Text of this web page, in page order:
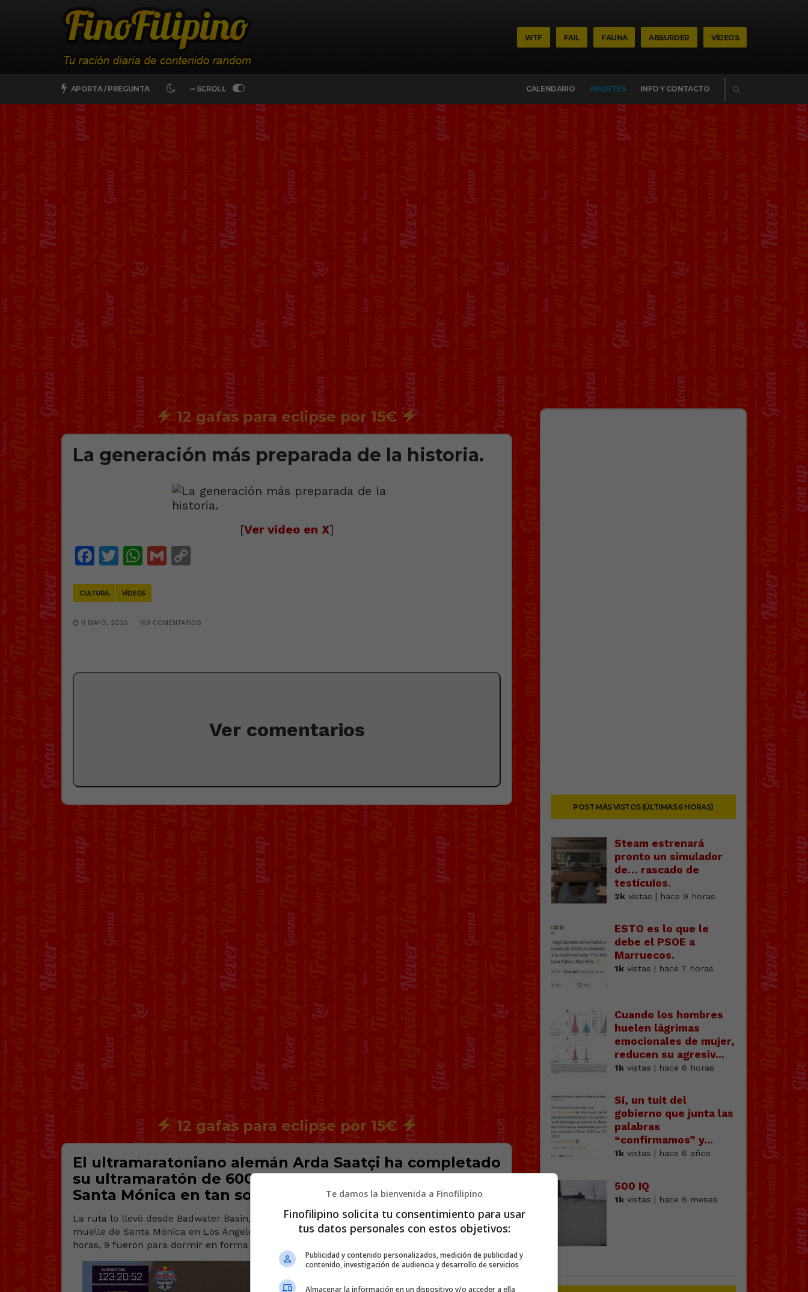
WTF FAIL FAUNA ABSURDER VÍDEOS
APORTA / PREGUNTA ∞ SCROLL
BUSCAR
CALENDARIO
APORTES INFO Y CONTACTO
12 gafas para eclipse por 15€
La generación más preparada de la historia.
[Ver vídeo en X]
Facebook
Twitter
WhatsApp
Gmail
CULTURA VÍDEOS
11 MAYO, 2026 169 COMENTARIOS
Ver comentarios
12 gafas para eclipse por 15€
El ultramaratoniano alemán Arda Saatçi ha completado
su ultramaratón de 600 km desde Death Valley hasta
Santa Mónica en tan solo 123 horas.
La ruta lo llevó desde Badwater Basin, el punto más bajo de Estados Unidos, hasta el
muelle de Santa Mónica en Los Ángeles, con transmisión en vivo constante. De esas 123
horas, 9 fueron para dormir en forma de ‘siestas energéticas’.
POST MÁS VISTOS (ÚLTIMAS 6 HORAS)
Steam estrenará
pronto un simulador
de… rascado de
testícuIos.
2kvistas | hace 9 horas
ESTO es lo que le
debe el PSOE a
Marruecos.
1kvistas | hace 7 horas
Cuando los hombres
huelen lágrimas
emocionales de mujer,
reducen su agresiv...
1kvistas | hace 6 horas
Sí, un tuit del
gobierno que junta las
palabras
“confirmamos” y...
1kvistas | hace 6 años
500 IQ
1kvistas | hace 6 meses
Te damos la bienvenida a Finofilipino
Finofilipino solicita tu consentimiento para usar
tus datos personales con estos objetivos:
Publicidad y contenido personalizados, medición de publicidad y
contenido, investigación de audiencia y desarrollo de servicios
Almacenar la información en un dispositivo y/o acceder a ella